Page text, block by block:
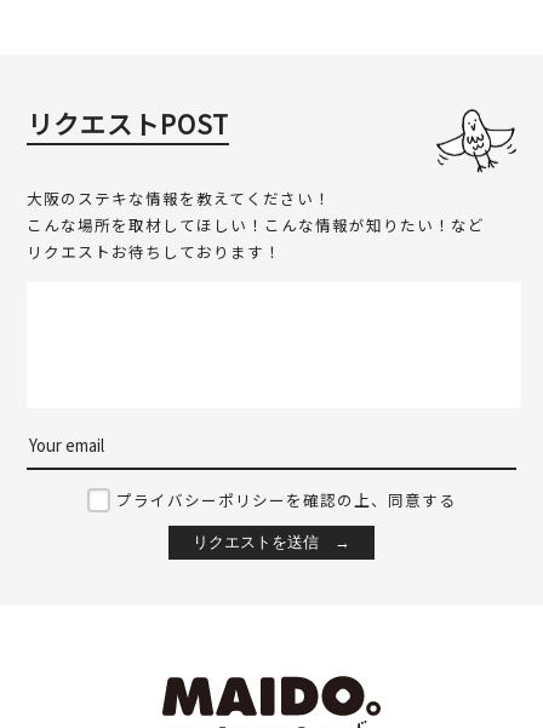
リクエストPOST
大阪のステキな情報を教えてください！
こんな場所を取材してほしい！こんな情報が知りたい！など
リクエストお待ちしております！
プライバシーポリシーを確認の上、同意する